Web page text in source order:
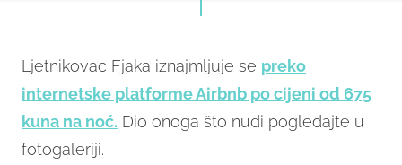
Ljetnikovac Fjaka iznajmljuje se preko
internetske platforme Airbnb po cijeni od 675
kuna na noć. Dio onoga što nudi pogledajte u
fotogaleriji.